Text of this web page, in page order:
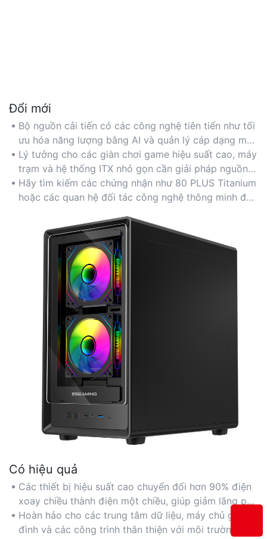
Đổi mới
Bộ nguồn cải tiến có các công nghệ tiên tiến như tối
ưu hóa năng lượng bằng AI và quản lý cáp dạng mô-
đun để tích hợp liền mạch vào các bản dựng PC hiện
đại.
Lý tưởng cho các giàn chơi game hiệu suất cao, máy
trạm và hệ thống ITX nhỏ gọn cần giải pháp nguồn
điện thích ứng.
Hãy tìm kiếm các chứng nhận như 80 PLUS Titanium
hoặc các quan hệ đối tác công nghệ thông minh độc
Có hiệu quả
Các thiết bị hiệu suất cao chuyển đổi hơn 90% điện
xoay chiều thành điện một chiều, giúp giảm lãng phí
năng lượng và giảm chi phí điện cho hệ thống 24/7.
Hoàn hảo cho các trung tâm dữ liệu, máy chủ gia
đình và các công trình thân thiện với môi trường, ưu